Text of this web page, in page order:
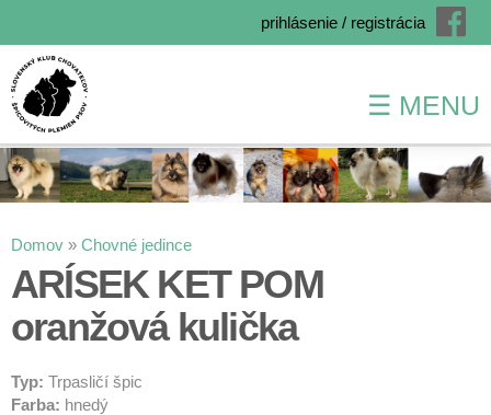
Skočiť
na
hlavný
prihlásenie / registrácia
☰ MENU
Nachádzate sa tu
Domov » Chovné jedince
ARÍSEK KET POM
oranžová kulička
Typ: Trpasličí špic
Farba: hnedý